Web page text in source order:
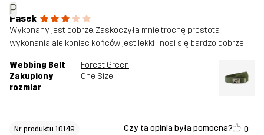
P
Pasek
Wykonany jest dobrze. Zaskoczyła mnie trochę prostota
wykonania ale koniec końców jest lekki i nosi się bardzo dobrze
Webbing Belt
Forest Green
Zakupiony
rozmiar
One Size
Nr produktu 10149 Czy ta opinia była pomocna? 0